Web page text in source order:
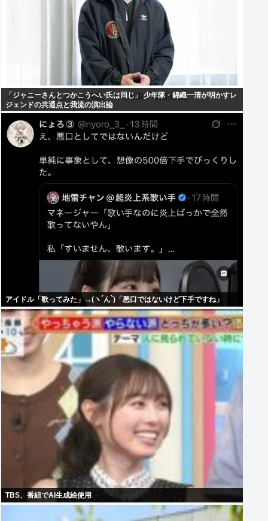
「ジャニーさんとつかこうへい氏は同じ」 少年隊・錦織一清が明かすレ
ジェンドの共通点と我流の演出論
アイドル「歌ってみた」→(ヽ´ん`)「悪口ではないけど下手ですね」
TBS、番組でAI生成絵使用